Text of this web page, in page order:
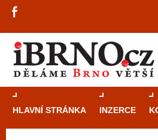
HLAVNÍ STRÁNKA INZERCE